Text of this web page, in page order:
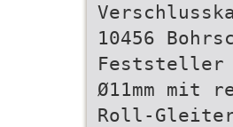
10456
Feststeller
Ø11mm mit
Roll-Gleiter